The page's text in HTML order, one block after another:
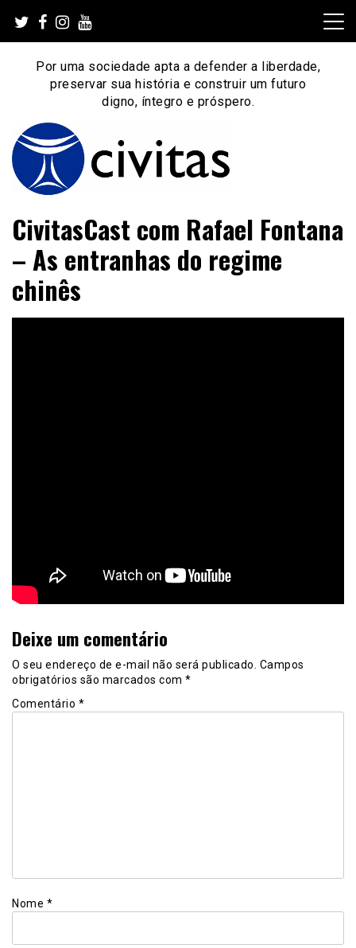
content
Por uma sociedade apta a defender a liberdade,
preservar sua história e construir um futuro
digno, íntegro e próspero.
Instituto Civitas
preservar sua história e construir um futuro digno, íntegro
e próspero.
CivitasCast com Rafael Fontana
– As entranhas do regime
chinês
Deixe um comentário
O seu endereço de e-mail não será publicado. Campos
obrigatórios são marcados com *
Comentário *
Nome *